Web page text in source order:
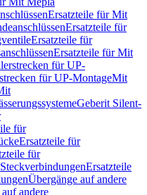
Ersatzteile für Mit
Ersatzteile für
Ersatzteile für
Ersatzteile für Mit
für UP-
für UP-MontageMit
Geberit Silent-
für
Ersatzteile für
für
SteckverbindungenErsatzteile
Übergänge auf andere
andere